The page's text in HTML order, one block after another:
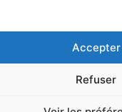
Accepter
Refuser